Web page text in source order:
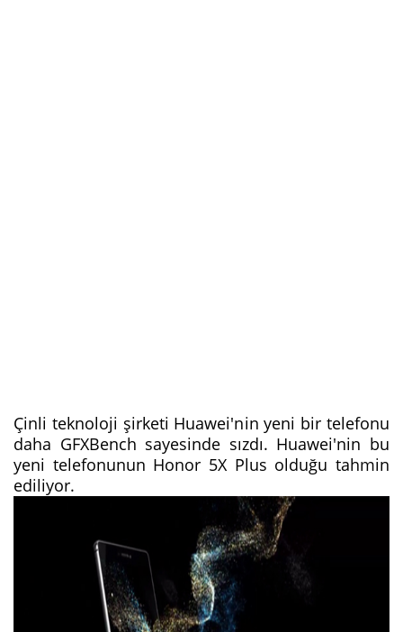
Çinli teknoloji şirketi Huawei'nin yeni bir telefonu
daha GFXBench sayesinde sızdı. Huawei'nin bu
yeni telefonunun Honor 5X Plus olduğu tahmin
ediliyor.